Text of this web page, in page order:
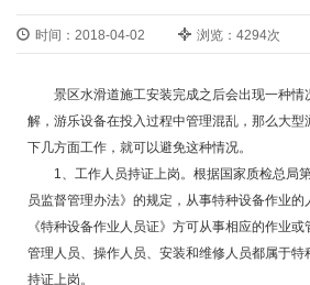
时间：2018-04-02 浏览：4294次
景区水滑道施工安装完成之后会出现一种情
解，游乐设备在投入过程中管理混乱，那么大型
下几方面工作，就可以避免这种情况。
1、工作人员持证上岗。根据国家质检总局第
员监督管理办法》的规定，从事特种设备作业
《特种设备作业人员证》方可从事相应的作业
管理人员、操作人员、安装和维修人员都属于
持证上岗。